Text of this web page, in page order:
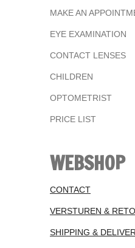
MAKE AN
EYE EXAMINATION
CONTACT LENSES
CHILDREN
OPTOMETRIST
PRICE LIST
WEBSHOP
CONTACT
VERSTUREN &
SHIPPING &